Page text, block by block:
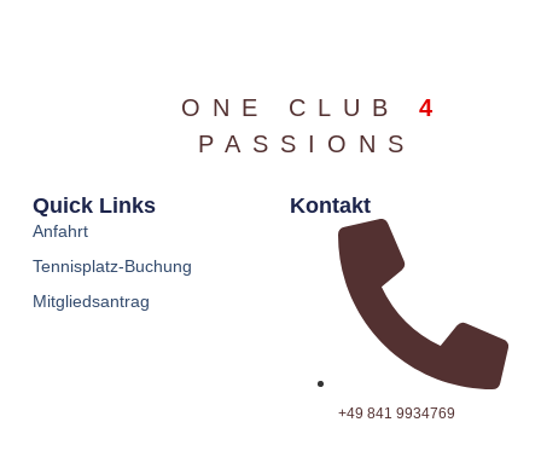
ONE CLUB
4
PASSIONS
Quick Links
Anfahrt
Tennisplatz-Buchung
Mitgliedsantrag
Kontakt
+49 841 9934769